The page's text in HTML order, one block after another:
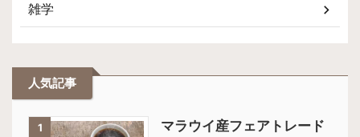
雑学
人気記事
1
マラウイ産フェアトレード